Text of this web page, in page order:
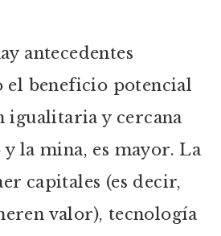
antecedentes
el beneficio potencial
igualitaria y cercana
la mina, es mayor. La
capitales (es decir,
valor), tecnología